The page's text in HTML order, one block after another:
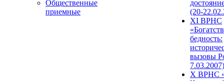
Общественные
приемные
(20-
XI ВРНС
бедность:
вызовы
7.03.2007)
X ВРНС